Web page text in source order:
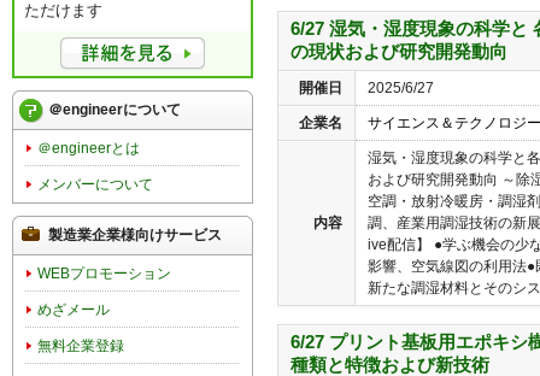
6/27 湿気・湿度現象の科学と
の現状および研究開発動向
開催日 2025/6/27
企業名 サイエンス＆テクノロジ
内容
湿気・湿度現象の科学と
および研究開発動向 ～除
空調・放射冷暖房・調湿
調、産業用調湿技術の新
ive配信】 ●学ぶ機会の少
影響、空気線図の利用法
新たな調湿材料とそのシ
6/27 プリント基板用エポキシ
種類と特徴および新技術
ただけます
＠engineerについて
＠engineerとは
メンバーについて
製造業企業様向けサービス
WEBプロモーション
めざメール
無料企業登録